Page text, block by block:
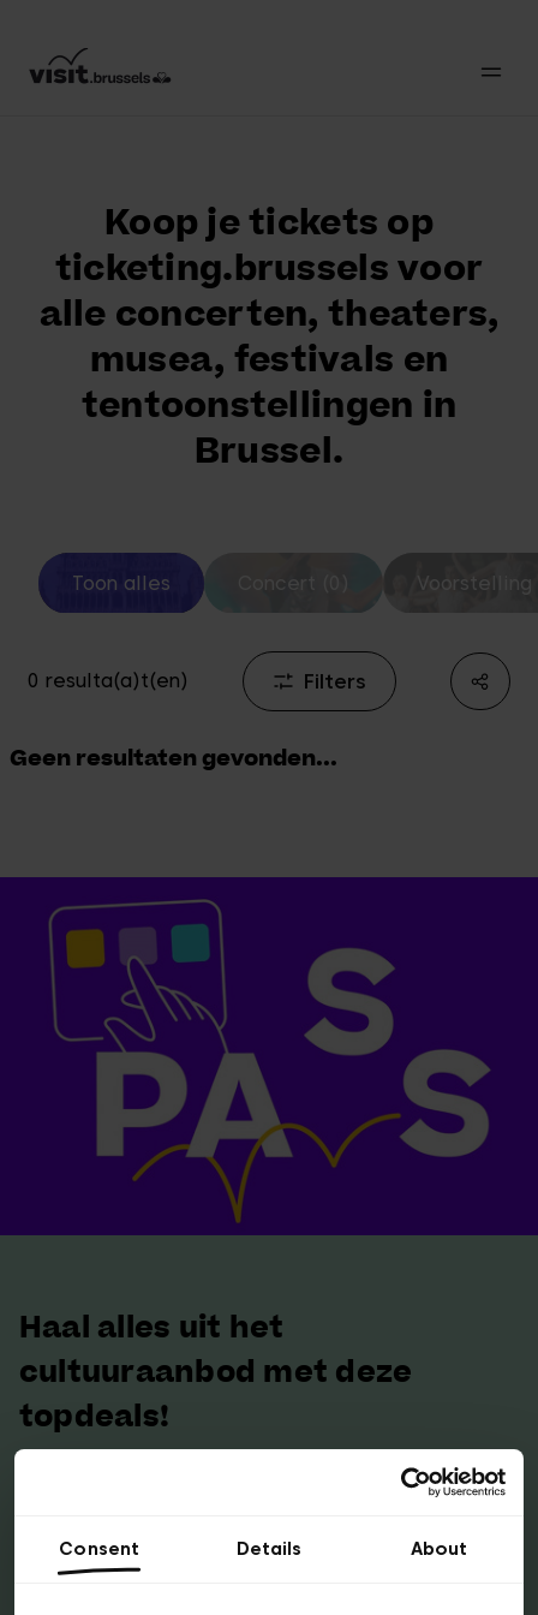
Consent Details About
Koop je tickets op
ticketing.brussels voor
alle concerten, theaters,
musea, festivals en
tentoonstellingen in
Brussel.
Toon alles Concert (0) Voorstelling
0 resulta(a)t(en) Filters
Geen resultaten gevonden...
Haal alles uit het
cultuuraanbod met deze
topdeals!
Bezoek voor slechts € 65 een jaar lang meer
musea met de
museumpas